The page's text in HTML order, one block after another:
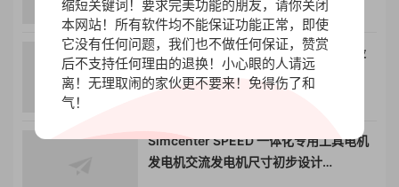
010228
STAAD Foundation Advanced 基础设
计程序基础建模工具010948
Simcenter SPEED 一体化专用工具电机
发电机交流发电机尺寸初步设计
缩短关键词！要求完美功能的朋友，请你关闭
本网站！所有软件均不能保证功能正常，即使
它没有任何问题，我们也不做任何保证，赞赏
后不支持任何理由的退换！小心眼的人请远
离！无理取闹的家伙更不要来！免得伤了和
气！